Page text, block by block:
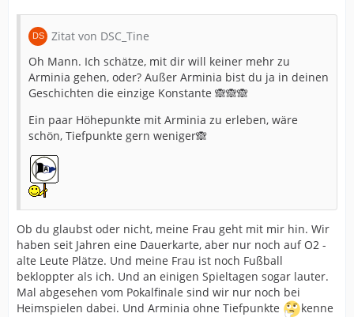
Zitat von DSC_Tine
Oh Mann. Ich schätze, mit dir will keiner mehr zu
Arminia gehen, oder? Außer Arminia bist du ja in deinen
Geschichten die einzige Konstante 🙈🙈🙈
Ein paar Höhepunkte mit Arminia zu erleben, wäre
schön, Tiefpunkte gern weniger🙈
Ob du glaubst oder nicht, meine Frau geht mit mir hin. Wir
haben seit Jahren eine Dauerkarte, aber nur noch auf O2 -
alte Leute Plätze. Und meine Frau ist noch Fußball
bekloppter als ich. Und an einigen Spieltagen sogar lauter.
Mal abgesehen vom Pokalfinale sind wir nur noch bei
Heimspielen dabei. Und Arminia ohne Tiefpunkte
kenne